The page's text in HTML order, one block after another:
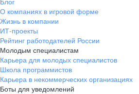
О компаниях в игровой форме
Жизнь в компании
ИТ-проекты
Рейтинг работодателей России
Молодым специалистам
Карьера для молодых специалистов
Школа программистов
Карьера в некоммерческих организациях
Боты для уведомлений